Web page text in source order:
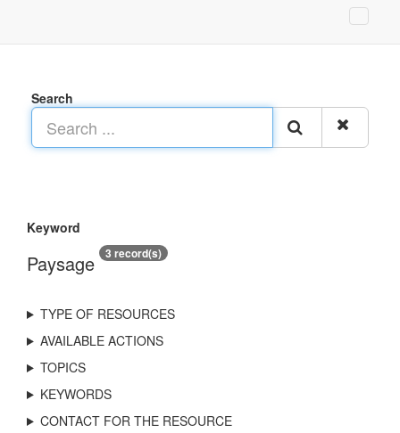
Search
Keyword
Paysage 3 record(s)
TYPE OF RESOURCES
AVAILABLE ACTIONS
TOPICS
KEYWORDS
CONTACT FOR THE RESOURCE